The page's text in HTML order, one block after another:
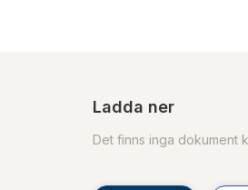
Ladda ner
Det finns inga dokument